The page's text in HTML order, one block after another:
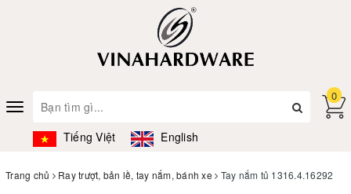
Toggle
navigation
Tiếng Việt English
0
Trang chủ Ray trượt, bản lề, tay nắm, bánh xe Tay nắm tủ 1316.4.16292